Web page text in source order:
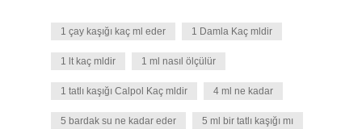
1 çay kaşığı kaç ml eder 1 Damla Kaç mldir
1 lt kaç mldir 1 ml nasıl ölçülür
1 tatlı kaşığı Calpol Kaç mldir 4 ml ne kadar
5 bardak su ne kadar eder 5 ml bir tatlı kaşığı mı